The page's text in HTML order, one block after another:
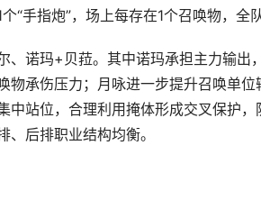
“手指炮”，场上每存在1个召唤物，全
、诺玛+贝菈。其中诺玛承担主力输出
物承伤压力；月咏进一步提升召唤单
中站位，合理利用掩体形成交叉保护
后排职业结构均衡。